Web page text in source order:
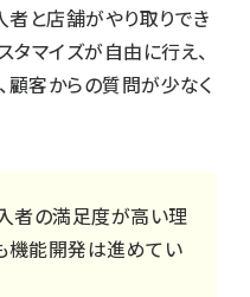
者と店舗がやり取りでき
タマイズが自由に行え、
顧客からの質問が少なく
者の満足度が高い理
機能開発は進めてい